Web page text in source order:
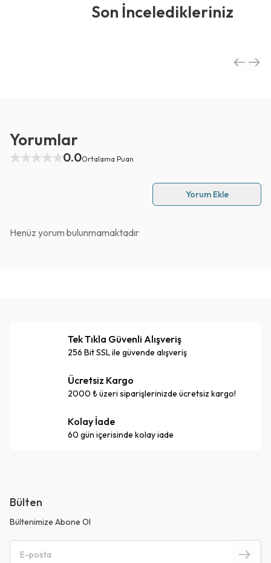
Son İnceledikleriniz
Yorumlar
0.0Ortalama Puan
Yorum Ekle
Henüz yorum bulunmamaktadır
Tek Tıkla Güvenli Alışveriş
256 Bit SSL ile güvende alışveriş
Ücretsiz Kargo
2000 ₺ üzeri siparişlerinizde ücretsiz kargo!
Kolay İade
60 gün içerisinde kolay iade
Bülten
Bültenimize Abone Ol